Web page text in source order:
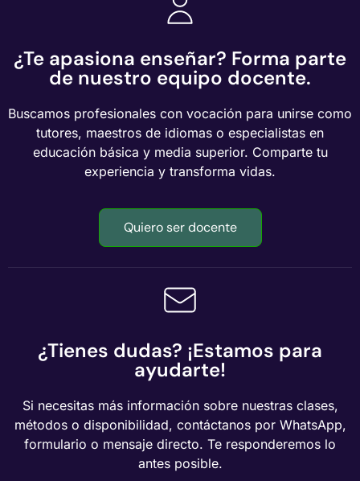
¿Te apasiona enseñar? Forma parte
de nuestro equipo docente.
Buscamos profesionales con vocación para unirse como
tutores, maestros de idiomas o especialistas en
educación básica y media superior. Comparte tu
experiencia y transforma vidas.
Quiero ser docente
¿Tienes dudas? ¡Estamos para
ayudarte!
Si necesitas más información sobre nuestras clases,
métodos o disponibilidad, contáctanos por WhatsApp,
formulario o mensaje directo. Te responderemos lo
antes posible.